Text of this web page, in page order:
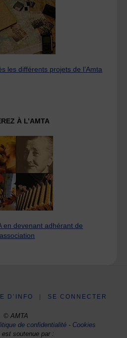
les différents projets de l’Amta
À L’AMTA
en devenant adhérant de
D’INFO SE CONNECTER
© AMTA
de confidentialité- Cookies
est soutenue par :